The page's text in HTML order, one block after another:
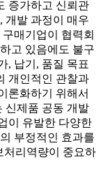
증가하고 신뢰관
개발 과정이 매우
매기업이 협력회
고 있음에도 불구
, 납기, 품질 목표
개인적인 관찰과
론화하기 위해서
신제품 공동 개발
이 유발한 다양한
부정적인 효과를
처리역량이 중요하